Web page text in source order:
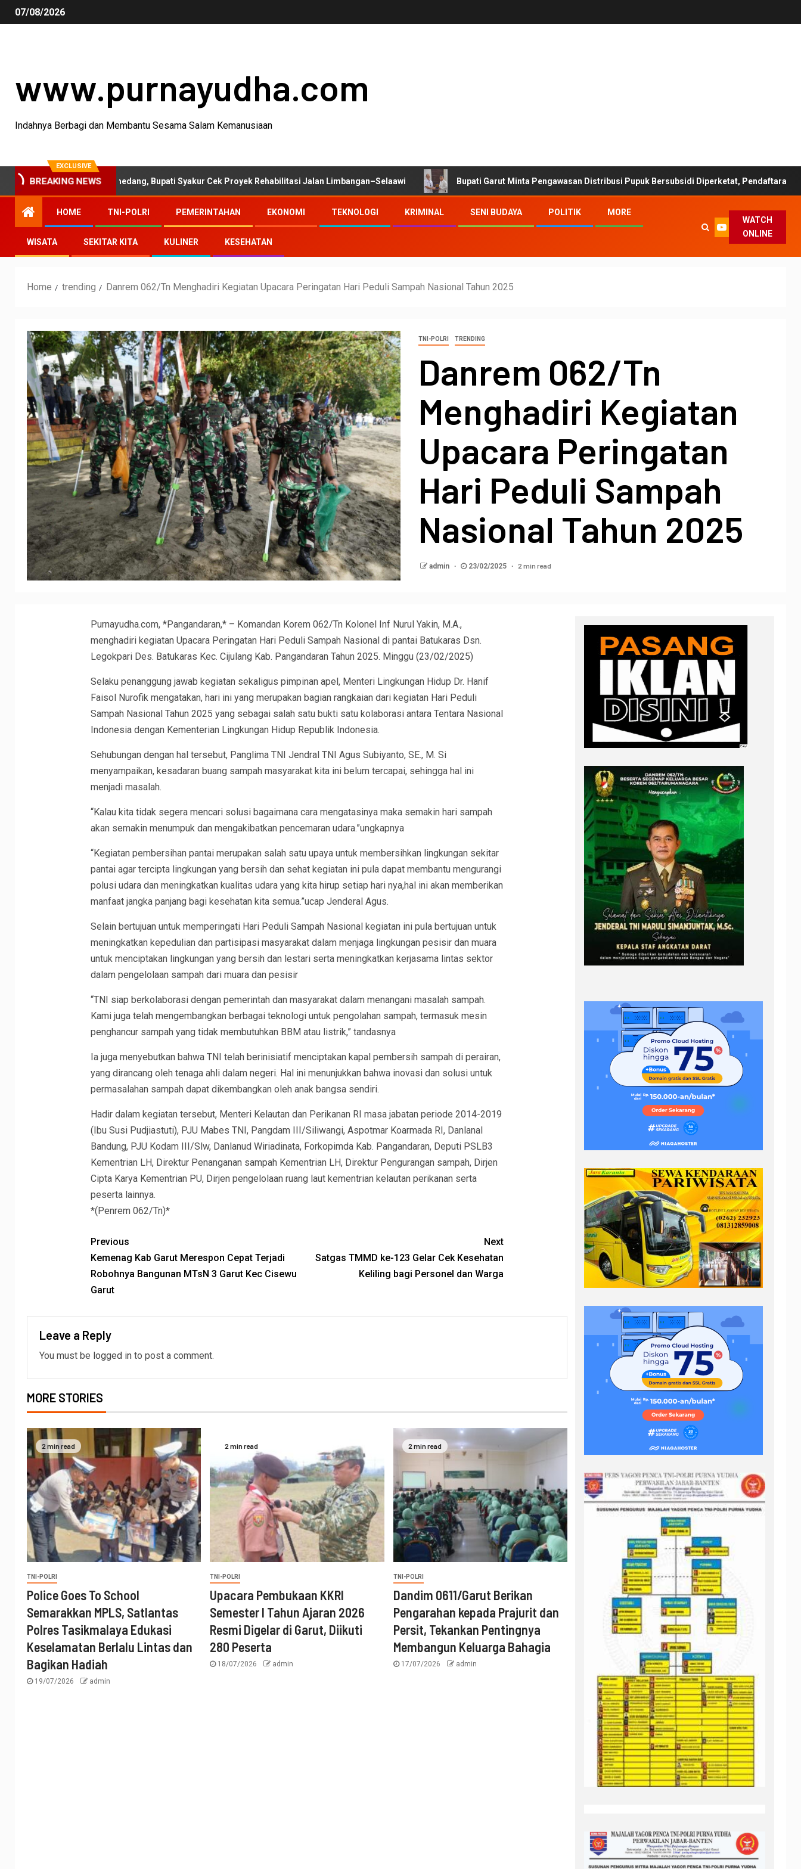
07/08/2026
www.purnayudha.com
Indahnya Berbagi dan Membantu Sesama Salam Kemanusiaan
EXCLUSIVE
BREAKING NEWS
Garut-Sumedang, Bupati Syakur Cek Proyek Rehabilitasi Jalan Limbangan–Selaawi Bupati Garut Minta Pengawasan Distribusi Pupuk Bersubsidi Diperketat, Pendaftaran RDKK
HOME TNI-POLRI PEMERINTAHAN EKONOMI TEKNOLOGI KRIMINAL SENI BUDAYA POLITIK MORE
WISATA SEKITAR KITA KULINER KESEHATAN
WATCH
ONLINE
Home trending Danrem 062/Tn Menghadiri Kegiatan Upacara Peringatan Hari Peduli Sampah Nasional Tahun 2025
TNI-POLRI TRENDING
Danrem 062/Tn
Menghadiri Kegiatan
Upacara Peringatan
Hari Peduli Sampah
Nasional Tahun 2025
admin 23/02/2025 2 min read
Purnayudha.com, *Pangandaran,* – Komandan Korem 062/Tn Kolonel Inf Nurul Yakin, M.A.,
menghadiri kegiatan Upacara Peringatan Hari Peduli Sampah Nasional di pantai Batukaras Dsn.
Legokpari Des. Batukaras Kec. Cijulang Kab. Pangandaran Tahun 2025. Minggu (23/02/2025)
Selaku penanggung jawab kegiatan sekaligus pimpinan apel, Menteri Lingkungan Hidup Dr. Hanif
Faisol Nurofik mengatakan, hari ini yang merupakan bagian rangkaian dari kegiatan Hari Peduli
Sampah Nasional Tahun 2025 yang sebagai salah satu bukti satu kolaborasi antara Tentara Nasional
Indonesia dengan Kementerian Lingkungan Hidup Republik Indonesia.
Sehubungan dengan hal tersebut, Panglima TNI Jendral TNI Agus Subiyanto, SE., M. Si
menyampaikan, kesadaran buang sampah masyarakat kita ini belum tercapai, sehingga hal ini
menjadi masalah.
“Kalau kita tidak segera mencari solusi bagaimana cara mengatasinya maka semakin hari sampah
akan semakin menumpuk dan mengakibatkan pencemaran udara.”ungkapnya
“Kegiatan pembersihan pantai merupakan salah satu upaya untuk membersihkan lingkungan sekitar
pantai agar tercipta lingkungan yang bersih dan sehat kegiatan ini pula dapat membantu mengurangi
polusi udara dan meningkatkan kualitas udara yang kita hirup setiap hari nya,hal ini akan memberikan
manfaat jangka panjang bagi kesehatan kita semua.”ucap Jenderal Agus.
Selain bertujuan untuk memperingati Hari Peduli Sampah Nasional kegiatan ini pula bertujuan untuk
meningkatkan kepedulian dan partisipasi masyarakat dalam menjaga lingkungan pesisir dan muara
untuk menciptakan lingkungan yang bersih dan lestari serta meningkatkan kerjasama lintas sektor
dalam pengelolaan sampah dari muara dan pesisir
“TNI siap berkolaborasi dengan pemerintah dan masyarakat dalam menangani masalah sampah.
Kami juga telah mengembangkan berbagai teknologi untuk pengolahan sampah, termasuk mesin
penghancur sampah yang tidak membutuhkan BBM atau listrik,” tandasnya
Ia juga menyebutkan bahwa TNI telah berinisiatif menciptakan kapal pembersih sampah di perairan,
yang dirancang oleh tenaga ahli dalam negeri. Hal ini menunjukkan bahwa inovasi dan solusi untuk
permasalahan sampah dapat dikembangkan oleh anak bangsa sendiri.
Hadir dalam kegiatan tersebut, Menteri Kelautan dan Perikanan RI masa jabatan periode 2014-2019
(Ibu Susi Pudjiastuti), PJU Mabes TNI, Pangdam III/Siliwangi, Aspotmar Koarmada RI, Danlanal
Bandung, PJU Kodam III/Slw, Danlanud Wiriadinata, Forkopimda Kab. Pangandaran, Deputi PSLB3
Kementrian LH, Direktur Penanganan sampah Kementrian LH, Direktur Pengurangan sampah, Dirjen
Cipta Karya Kementrian PU, Dirjen pengelolaan ruang laut kementrian kelautan perikanan serta
peserta lainnya.
*(Penrem 062/Tn)*
Previous
Kemenag Kab Garut Merespon Cepat Terjadi
Robohnya Bangunan MTsN 3 Garut Kec Cisewu
Garut
Next
Satgas TMMD ke-123 Gelar Cek Kesehatan
Keliling bagi Personel dan Warga
Leave a Reply
You must be logged in to post a comment.
MORE STORIES
2 min read
TNI-POLRI
Police Goes To School
Semarakkan MPLS, Satlantas
Polres Tasikmalaya Edukasi
Keselamatan Berlalu Lintas dan
Bagikan Hadiah
19/07/2026 admin
2 min read
TNI-POLRI
Upacara Pembukaan KKRI
Semester I Tahun Ajaran 2026
Resmi Digelar di Garut, Diikuti
280 Peserta
18/07/2026 admin
2 min read
TNI-POLRI
‎Dandim 0611/Garut Berikan
Pengarahan kepada Prajurit dan
Persit, Tekankan Pentingnya
Membangun Keluarga Bahagia
17/07/2026 admin